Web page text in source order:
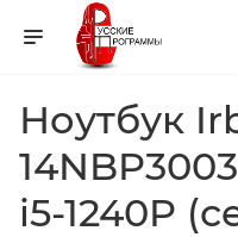
Ноутбук
i5-1240P